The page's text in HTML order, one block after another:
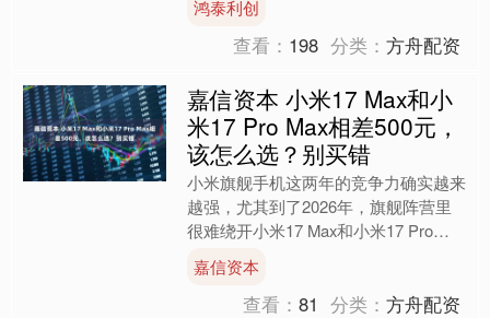
的“资金先导”阶段高度相....
鸿泰利创
查看： 198 分类：方舟配资
嘉信资本 小米17 Max和小
米17 Pro Max相差500元，
该怎么选？别买错
小米旗舰手机这两年的竞争力确实越来
越强，尤其到了2026年，旗舰阵营里
很难绕开小米17 Max和小米17 Pro
Max这两款热门机型。一个主打“大屏
长续航”，....
嘉信资本
查看：81 分类：方舟配资